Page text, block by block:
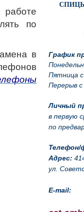
График
Пятница
Перерыв с
Личный
в первую
по
Телефон/
Адрес:
ул.
E-mail:
работе
по
в